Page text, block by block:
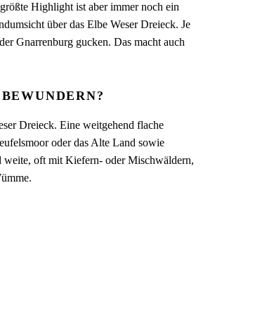
Highlight ist aber immer noch ein
über das Elbe Weser Dreieck. Je
Gnarrenburg gucken. Das macht auch
Dreieck. Eine weitgehend flache
oder das Alte Land sowie
oft mit Kiefern- oder Mischwäldern,